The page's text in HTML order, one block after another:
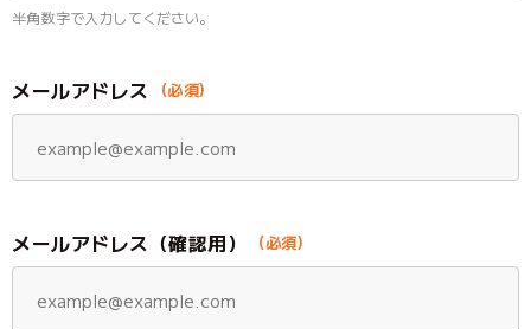
半角数字で入力してください。
メールアドレス
メールアドレス（確認用）